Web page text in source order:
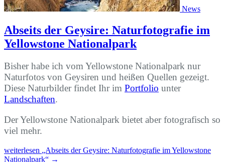
News
Abseits der Geysire: Naturfotografie im
Yellowstone Nationalpark
Bisher habe ich vom Yellowstone Nationalpark nur
Naturfotos von Geysiren und heißen Quellen gezeigt.
Diese Naturbilder findet Ihr im Portfolio unter
Landschaften.
Der Yellowstone Nationalpark bietet aber fotografisch so
viel mehr.
weiterlesen „Abseits der Geysire: Naturfotografie im Yellowstone
Nationalpark“ →